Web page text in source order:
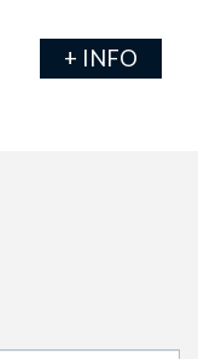
+ INFO